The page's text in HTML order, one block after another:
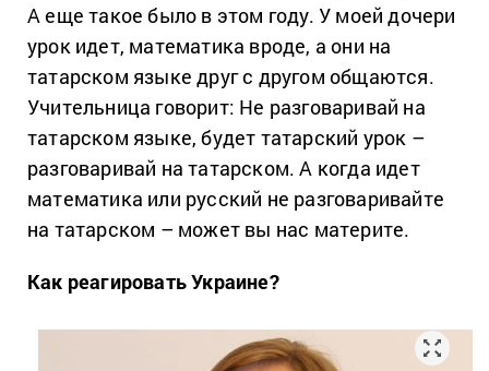
А еще такое было в этом году. У моей дочери
урок идет, математика вроде, а они на
татарском языке друг с другом общаются.
Учительница говорит: Не разговаривай на
татарском языке, будет татарский урок –
разговаривай на татарском. А когда идет
математика или русский не разговаривайте
на татарском – может вы нас материте.
Как реагировать Украине?